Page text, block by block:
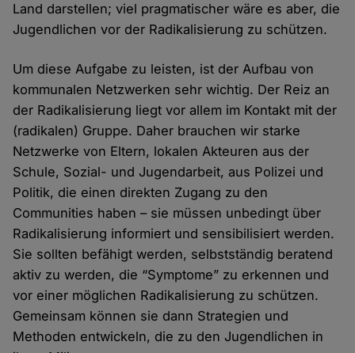
Land darstellen; viel pragmatischer wäre es aber, die
Jugendlichen vor der Radikalisierung zu schützen.
Um diese Aufgabe zu leisten, ist der Aufbau von
kommunalen Netzwerken sehr wichtig. Der Reiz an
der Radikalisierung liegt vor allem im Kontakt mit der
(radikalen) Gruppe. Daher brauchen wir starke
Netzwerke von Eltern, lokalen Akteuren aus der
Schule, Sozial- und Jugendarbeit, aus Polizei und
Politik, die einen direkten Zugang zu den
Communities haben – sie müssen unbedingt über
Radikalisierung informiert und sensibilisiert werden.
Sie sollten befähigt werden, selbstständig beratend
aktiv zu werden, die “Symptome” zu erkennen und
vor einer möglichen Radikalisierung zu schützen.
Gemeinsam können sie dann Strategien und
Methoden entwickeln, die zu den Jugendlichen in